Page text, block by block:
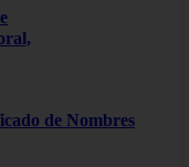
de Nombres